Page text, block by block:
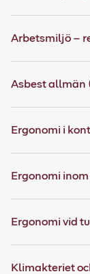
Arbetsmiljö –
Asbest allmän
Ergonomi i
Ergonomi
Ergonomi vid
Klimakteriet